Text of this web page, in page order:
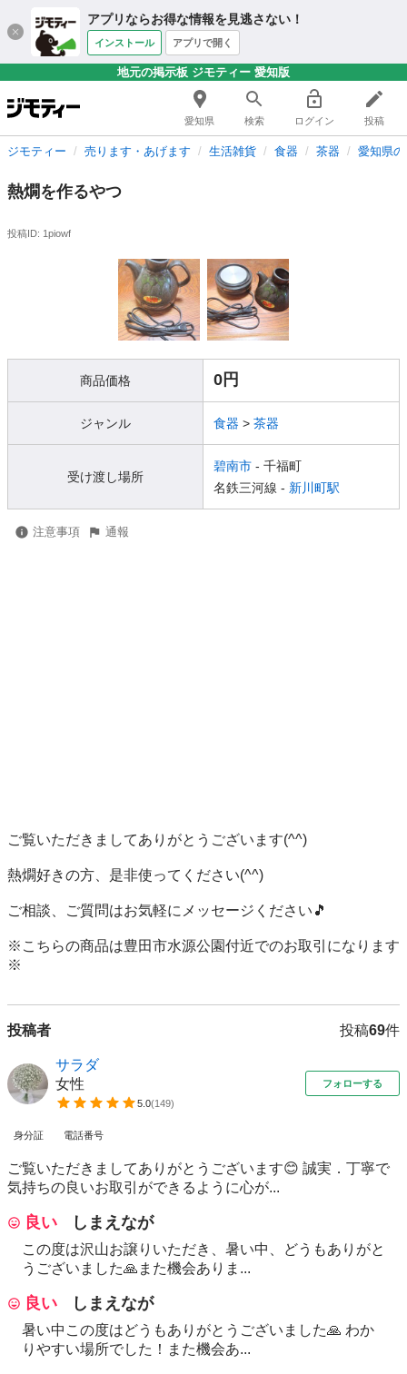
アプリならお得な情報を見逃さない！
インストール アプリで開く
地元の掲示板 ジモティー 愛知版
愛知県 検索 ログイン 投稿
ジモティー 売ります・あげます 生活雑貨 食器 茶器 愛知県
熱燗を作るやつ
投稿ID: 1piowf
商品価格 0円
ジャンル 食器 > 茶器
受け渡し場所
碧南市 - 千福町
名鉄三河線 - 新川町駅
注意事項 通報
ご覧いただきましてありがとうございます(^^)
熱燗好きの方、是非使ってください(^^)
ご相談、ご質問はお気軽にメッセージください🎵
※こちらの商品は豊田市水源公園付近でのお取引になります
※
投稿者 投稿69件
サラダ
女性
5.0(149)
フォローする
身分証 電話番号
ご覧いただきましてありがとうございます😊 誠実．丁寧で
気持ちの良いお取引ができるように心が...
良い しまえなが
この度は沢山お譲りいただき、暑い中、どうもありがと
うございました🙏また機会ありま...
良い しまえなが
暑い中この度はどうもありがとうございました🙏 わか
りやすい場所でした！また機会あ...